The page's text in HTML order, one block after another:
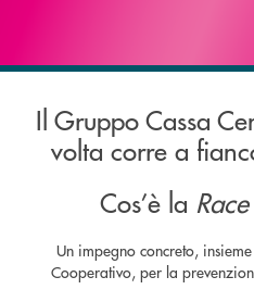
Il Gruppo Cassa
volta corre a
Cos’è la
Un impegno concreto,
Cooperativo, per la